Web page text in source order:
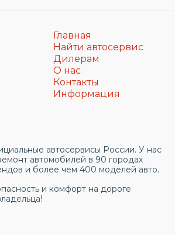
Главная
Найти автосервис
Дилерам
О нас
Контакты
Информация
автосервисы России. У нас
автомобилей в 90 городах
и более чем 400 моделей авто.
и комфорт на дороге